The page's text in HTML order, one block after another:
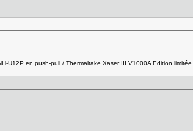
en push-pull / Thermaltake Xaser III V1000A Edition